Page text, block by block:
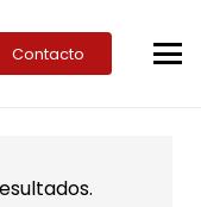
Contacto